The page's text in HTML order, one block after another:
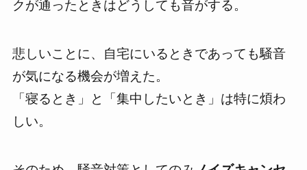
クが通ったときはどうしても音がする。
悲しいことに、 自宅にいるときであっても騒音
が気になる機会が増えた。
「寝るとき」と「集中したいとき」は特に煩わ
しい。